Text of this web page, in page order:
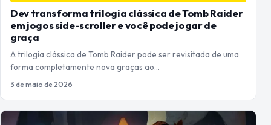
Dev transforma trilogia clássica de Tomb Raider
em jogos side-scroller e você pode jogar de
graça
A trilogia clássica de Tomb Raider pode ser revisitada de uma
forma completamente nova graças ao…
3 de maio de 2026